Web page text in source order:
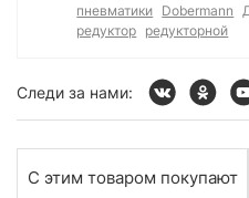
пневматики Dobermann
редуктор редукторной
Следи за нами:
С этим товаром покупают